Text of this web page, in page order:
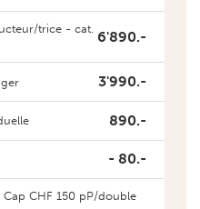
3'990.-
- 80.-
CHF 150 pP/double
sur
sur
demande